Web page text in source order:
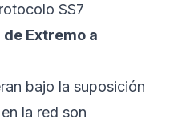
SS7
Extremo a
bajo la suposición
la red son